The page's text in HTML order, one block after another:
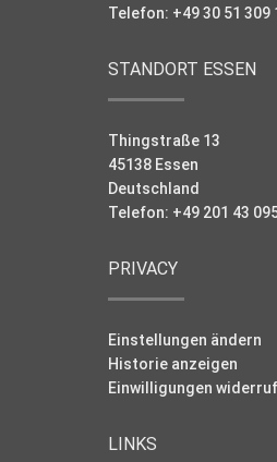
Telefon: +49 30 51 309
STANDORT ESSEN
Thingstraße 13
45138 Essen
Deutschland
Telefon: +49 201 43
PRIVACY
Einstellungen ändern
Historie anzeigen
Einwilligungen
LINKS